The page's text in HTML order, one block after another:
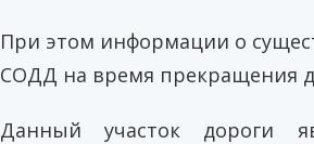
При этом информации о
СОДД на время прекращения
Данный участок дороги